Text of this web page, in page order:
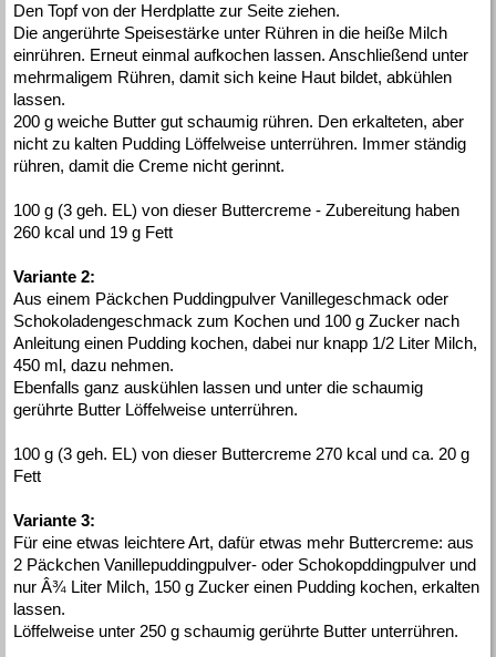
Den Topf von der Herdplatte zur Seite ziehen.
Die angerührte Speisestärke unter Rühren in die heiße Milch
einrühren. Erneut einmal aufkochen lassen. Anschließend unter
mehrmaligem Rühren, damit sich keine Haut bildet, abkühlen
lassen.
200 g weiche Butter gut schaumig rühren. Den erkalteten, aber
nicht zu kalten Pudding Löffelweise unterrühren. Immer ständig
rühren, damit die Creme nicht gerinnt.
100 g (3 geh. EL) von dieser Buttercreme - Zubereitung haben
260 kcal und 19 g Fett
Variante 2:
Aus einem Päckchen Puddingpulver Vanillegeschmack oder
Schokoladengeschmack zum Kochen und 100 g Zucker nach
Anleitung einen Pudding kochen, dabei nur knapp 1/2 Liter Milch,
450 ml, dazu nehmen.
Ebenfalls ganz auskühlen lassen und unter die schaumig
gerührte Butter Löffelweise unterrühren.
100 g (3 geh. EL) von dieser Buttercreme 270 kcal und ca. 20 g
Fett
Variante 3:
Für eine etwas leichtere Art, dafür etwas mehr Buttercreme: aus
2 Päckchen Vanillepuddingpulver- oder Schokopddingpulver und
nur Â¾ Liter Milch, 150 g Zucker einen Pudding kochen, erkalten
lassen.
Löffelweise unter 250 g schaumig gerührte Butter unterrühren.